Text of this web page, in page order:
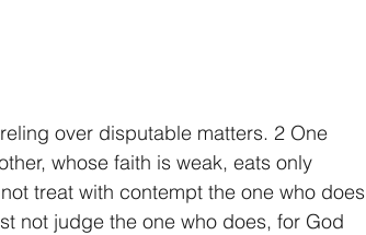
over disputable matters. 2 One
whose faith is weak, eats only
treat with contempt the one who does
not judge the one who does, for God